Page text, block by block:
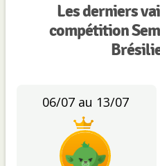
Les derniers
compétition
06/07 au 13/07